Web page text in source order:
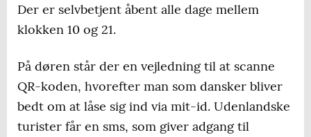
Der er selvbetjent åbent alle dage mellem
klokken 10 og 21.
På døren står der en vejledning til at scanne
QR-koden, hvorefter man som dansker bliver
bedt om at låse sig ind via mit-id. Udenlandske
turister får en sms, som giver adgang til